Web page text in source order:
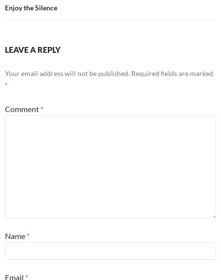
Enjoy the Silence
LEAVE A REPLY
Your email address will not be published. Required fields are marked
*
Comment *
Name *
Email *